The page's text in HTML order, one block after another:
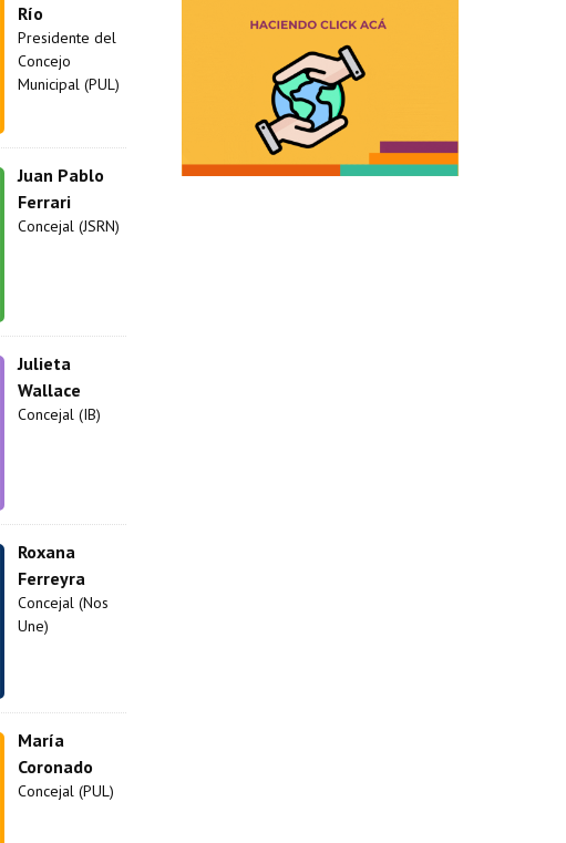
Río
Presidente del
Concejo
Municipal (PUL)
Juan Pablo
Ferrari
Concejal (JSRN)
Julieta
Wallace
Concejal (IB)
Roxana
Ferreyra
Concejal (Nos
Une)
María
Coronado
Concejal (PUL)